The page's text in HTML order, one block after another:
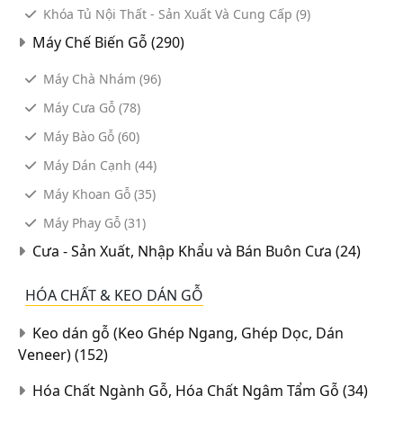
Khóa Tủ Nội Thất - Sản Xuất Và Cung Cấp (9)
Máy Chế Biến Gỗ (290)
Máy Chà Nhám (96)
Máy Cưa Gỗ (78)
Máy Bào Gỗ (60)
Máy Dán Cạnh (44)
Máy Khoan Gỗ (35)
Máy Phay Gỗ (31)
Cưa - Sản Xuất, Nhập Khẩu và Bán Buôn Cưa (24)
HÓA CHẤT & KEO DÁN GỖ
Keo dán gỗ (Keo Ghép Ngang, Ghép Dọc, Dán
Veneer)(152)
Hóa Chất Ngành Gỗ, Hóa Chất Ngâm Tẩm Gỗ (34)